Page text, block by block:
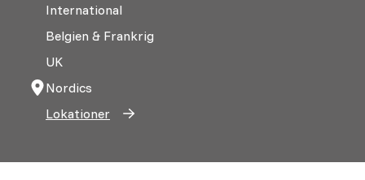
International
Belgien & Frankrig
UK
Nordics
Lokationer